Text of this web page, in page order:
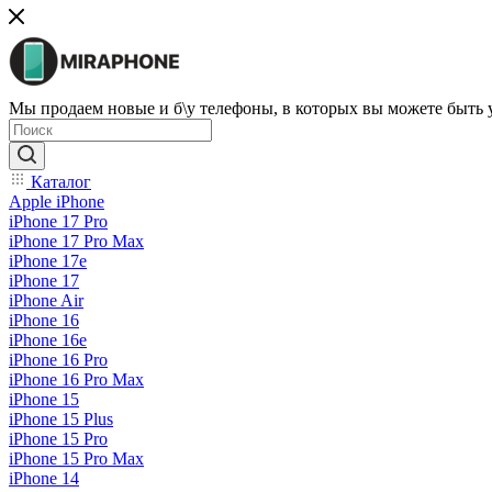
Мы продаем новые и б\у телефоны, в которых вы можете быть
Каталог
Apple iPhone
iPhone 17 Pro
iPhone 17 Pro Max
iPhone 17e
iPhone 17
iPhone Air
iPhone 16
iPhone 16e
iPhone 16 Pro
iPhone 16 Pro Max
iPhone 15
iPhone 15 Plus
iPhone 15 Pro
iPhone 15 Pro Max
iPhone 14